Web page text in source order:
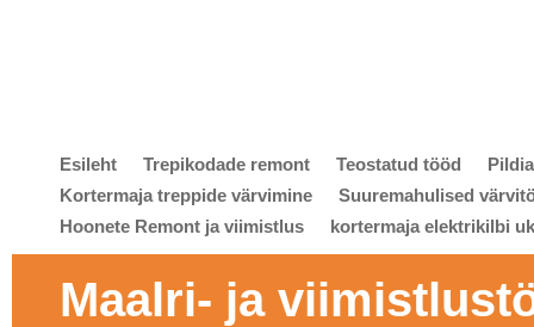
Esileht Trepikodade remont Teostatud tööd
Kortermaja treppide värvimine
Suuremahulised
Hoonete Remont ja viimistlus
kortermaja elektrikilbi
Maalri- ja